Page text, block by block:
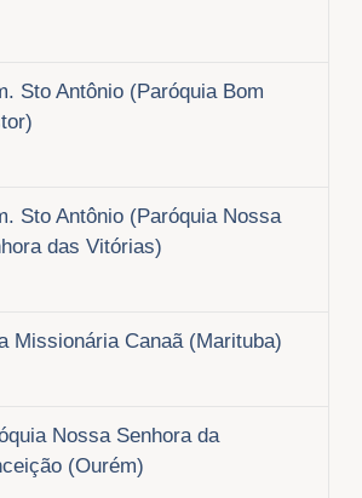
Sto Antônio (Paróquia Bom
Sto Antônio (Paróquia Nossa
das Vitórias)
Missionária Canaã (Marituba)
Nossa Senhora da
(Ourém)